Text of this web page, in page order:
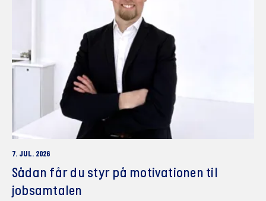
7. JUL. 2026
Sådan får du styr på motivationen til
jobsamtalen